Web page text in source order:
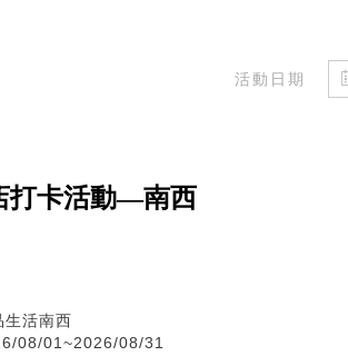
活動日期
打卡活動—南西
生活南西
08/01~2026/08/31